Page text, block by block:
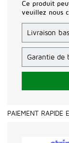
Ce produit
veuillez nous
PAIEMENT RAPIDE